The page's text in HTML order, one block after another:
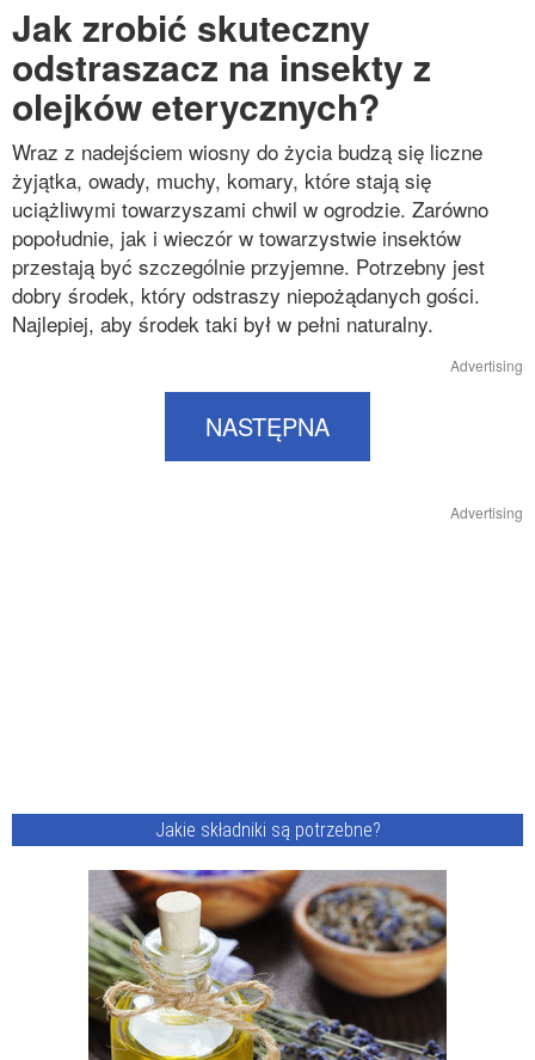
Jak zrobić skuteczny
odstraszacz na insekty z
olejków eterycznych?
Wraz z nadejściem wiosny do życia budzą się liczne
żyjątka, owady, muchy, komary, które stają się
uciążliwymi towarzyszami chwil w ogrodzie. Zarówno
popołudnie, jak i wieczór w towarzystwie insektów
przestają być szczególnie przyjemne. Potrzebny jest
dobry środek, który odstraszy niepożądanych gości.
Najlepiej, aby środek taki był w pełni naturalny.
Advertising
NASTĘPNA
Advertising
Jakie składniki są potrzebne?